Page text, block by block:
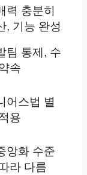
력 충분히
, 기능 완성
팀 통제, 수
속
어스법 별
용
앙화 수준
라 다름